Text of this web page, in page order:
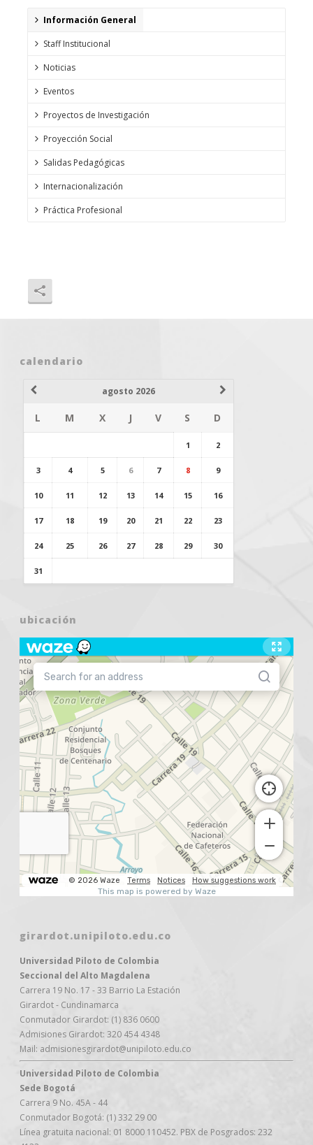
Información General
Staff Institucional
Noticias
Eventos
Proyectos de Investigación
Proyección Social
Salidas Pedagógicas
Internacionalización
Práctica Profesional
calendario
agosto 2026
L M X J V S D
1 2
3 4 5 6 7 8 9
10 11 12 13 14 15 16
17 18 19 20 21 22 23
24 25 26 27 28 29 30
31
ubicación
girardot.unipiloto.edu.co
Universidad Piloto de Colombia
Seccional del Alto Magdalena
Carrera 19 No. 17 - 33 Barrio La Estación
Girardot - Cundinamarca
Conmutador Girardot: (1) 836 0600
Admisiones Girardot: 320 454 4348
Mail: admisionesgirardot@unipiloto.edu.co
Universidad Piloto de Colombia
Sede Bogotá
Carrera 9 No. 45A - 44
Conmutador Bogotá: (1) 332 29 00
Línea gratuita nacional: 01 8000 110452. PBX de Posgrados: 232